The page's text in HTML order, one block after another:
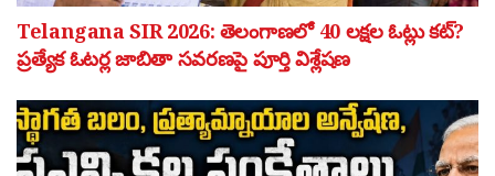
Telangana SIR 2026: తెలంగాణలో 40 లక్షల ఓట్లు కట్?
ప్రత్యేక ఓటర్ల జాబితా సవరణపై పూర్తి విశ్లేషణ